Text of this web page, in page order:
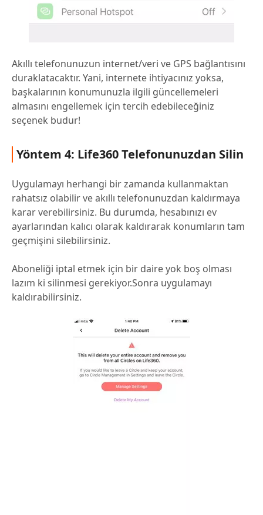
Akıllı telefonunuzun internet/veri ve GPS bağlantısını
duraklatacaktır. Yani, internete ihtiyacınız yoksa,
başkalarının konumunuzla ilgili güncellemeleri
almasını engellemek için tercih edebileceğiniz
seçenek budur!
Yöntem 4: Life360 Telefonunuzdan Silin
Uygulamayı herhangi bir zamanda kullanmaktan
rahatsız olabilir ve akıllı telefonunuzdan kaldırmaya
karar verebilirsiniz. Bu durumda, hesabınızı ev
ayarlarından kalıcı olarak kaldırarak konumların tam
geçmişini silebilirsiniz.
Aboneliği iptal etmek için bir daire yok boş olması
lazım ki silinmesi gerekiyor.Sonra uygulamayı
kaldırabilirsiniz.